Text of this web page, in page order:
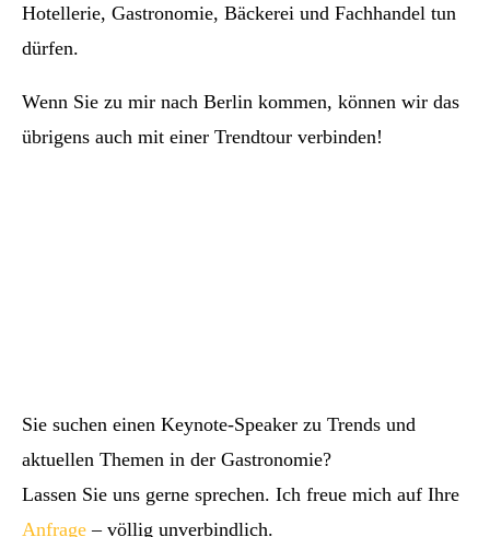
Hotellerie, Gastronomie, Bäckerei und Fachhandel tun
dürfen.
Wenn Sie zu mir nach Berlin kommen, können wir das
übrigens auch mit einer Trendtour verbinden!
Sie suchen einen Keynote-Speaker zu Trends und
aktuellen Themen in der Gastronomie?
Lassen Sie uns gerne sprechen. Ich freue mich auf Ihre
Anfrage– völlig unverbindlich.